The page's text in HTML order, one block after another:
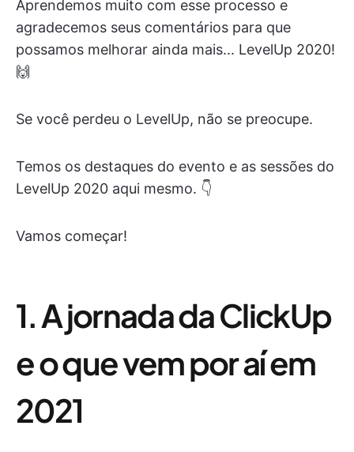
Aprendemos muito com esse processo e
agradecemos seus comentários para que
possamos melhorar ainda mais... LevelUp 2020!
🙌
Se você perdeu o LevelUp, não se preocupe.
Temos os destaques do evento e as sessões do
LevelUp 2020 aqui mesmo. 👇
Vamos começar!
1. A jornada da ClickUp
e o que vem por aí em
2021